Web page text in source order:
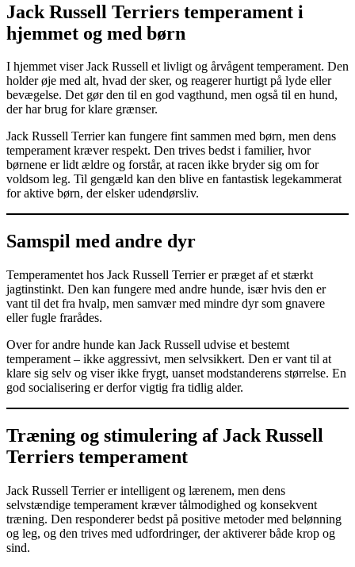
Jack Russell Terriers temperament i
hjemmet og med børn
I hjemmet viser Jack Russell et livligt og årvågent temperament. Den
holder øje med alt, hvad der sker, og reagerer hurtigt på lyde eller
bevægelse. Det gør den til en god vagthund, men også til en hund,
der har brug for klare grænser.
Jack Russell Terrier kan fungere fint sammen med børn, men dens
temperament kræver respekt. Den trives bedst i familier, hvor
børnene er lidt ældre og forstår, at racen ikke bryder sig om for
voldsom leg. Til gengæld kan den blive en fantastisk legekammerat
for aktive børn, der elsker udendørsliv.
Samspil med andre dyr
Temperamentet hos Jack Russell Terrier er præget af et stærkt
jagtinstinkt. Den kan fungere med andre hunde, især hvis den er
vant til det fra hvalp, men samvær med mindre dyr som gnavere
eller fugle frarådes.
Over for andre hunde kan Jack Russell udvise et bestemt
temperament – ikke aggressivt, men selvsikkert. Den er vant til at
klare sig selv og viser ikke frygt, uanset modstanderens størrelse. En
god socialisering er derfor vigtig fra tidlig alder.
Træning og stimulering af Jack Russell
Terriers temperament
Jack Russell Terrier er intelligent og lærenem, men dens
selvstændige temperament kræver tålmodighed og konsekvent
træning. Den responderer bedst på positive metoder med belønning
og leg, og den trives med udfordringer, der aktiverer både krop og
sind.